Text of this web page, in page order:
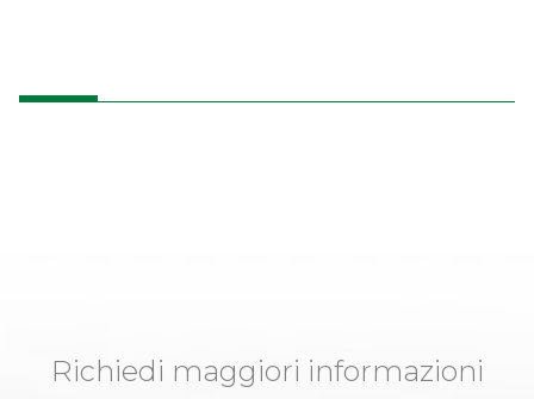
Richiedi maggiori informazioni